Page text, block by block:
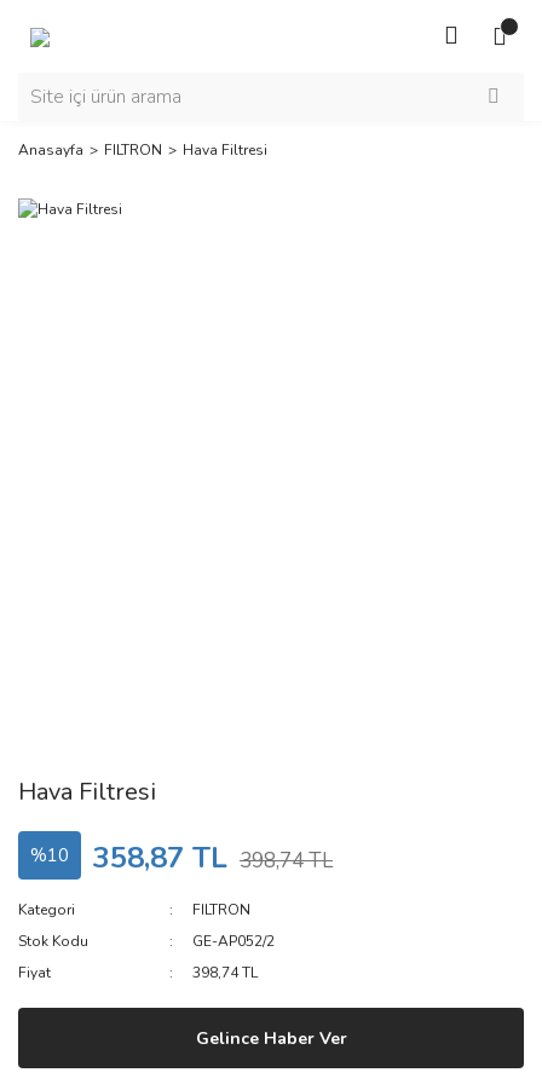
Anasayfa FILTRON Hava Filtresi
Hava Filtresi
%10 358,87 TL 398,74 TL
Kategori
FILTRON
Stok Kodu
GE-AP052/2
Fiyat
398,74 TL
Gelince Haber Ver